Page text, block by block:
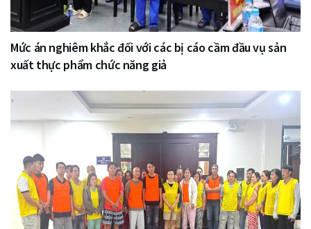
Mức án nghiêm khắc đối với các bị cáo cầm đầu vụ sản
xuất thực phẩm chức năng giả